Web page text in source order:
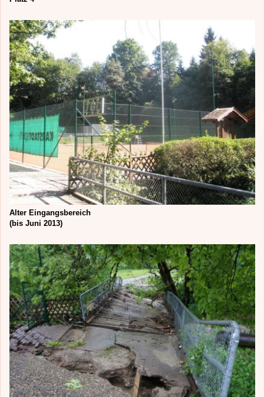
Alter Eingangsbereich
(bis Juni 2013)